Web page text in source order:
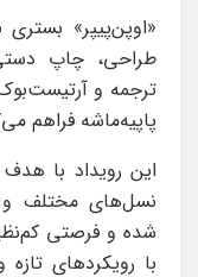
«اوپن‌پیپر»
طراحی، چاپ
ترجمه و
پاپیه‌ماشه فراهم
این رویداد با هدف
نسل‌های مختلف و
شده و فرصتی
با رویکردهای